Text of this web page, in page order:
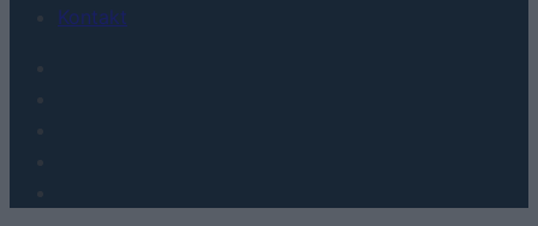
Kontakt